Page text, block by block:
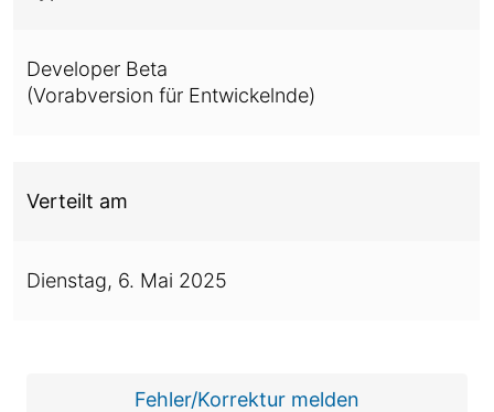
Developer Beta
(Vorabversion für Entwickelnde)
Verteilt am
Dienstag, 6. Mai 2025
Fehler/Korrektur melden